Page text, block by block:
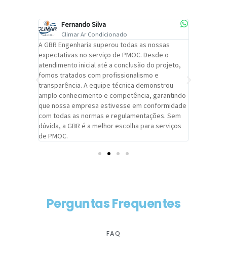
Fernando Silva
Climar Ar Condicionado
A GBR Engenharia superou todas as nossas
expectativas no serviço de PMOC. Desde o
atendimento inicial até a conclusão do projeto,
fomos tratados com profissionalismo e
transparência. A equipe técnica demonstrou
amplo conhecimento e competência, garantindo
que nossa empresa estivesse em conformidade
com todas as normas e regulamentações. Sem
dúvida, a GBR é a melhor escolha para serviços
de PMOC.
Perguntas Frequentes
FAQ